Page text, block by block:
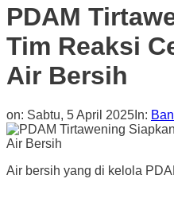
PDAM
Tim Reaksi
Air Bersih
on: Sabtu, 5 April 2025 In:
Air bersih yang di kelola